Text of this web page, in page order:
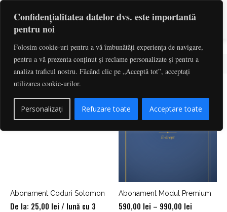
Confidențialitatea datelor dvs. este importantă
pentru noi
Folosim cookie-uri pentru a vă îmbunătăți experiența de navigare,
pentru a vă prezenta conținut și reclame personalizate și pentru a
analiza traficul nostru. Făcând clic pe „Acceptă tot”, acceptați
utilizarea cookie-urilor.
Personalizați Refuzare toate Acceptare toate
Abonament Coduri Solomon
De la: 25,00 lei / lună cu 3
Abonament Modul Premium
590,00 lei – 990,00 lei